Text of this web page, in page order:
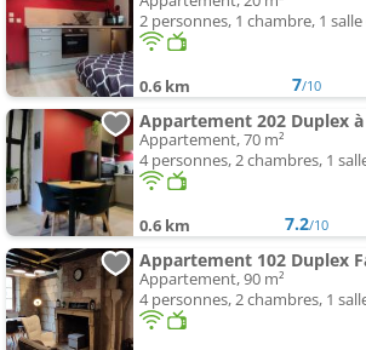
2 personnes, 1 chambre, 1
0.6 km 7/10
Appartement, 70 m²
4 personnes, 2 chambres, 1
0.6 km 7.2/10
Appartement, 90 m²
4 personnes, 2 chambres, 1